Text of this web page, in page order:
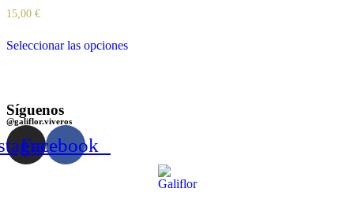
15,00 €
Seleccionar las opciones
Síguenos
@galiflor.viveros
Facebook